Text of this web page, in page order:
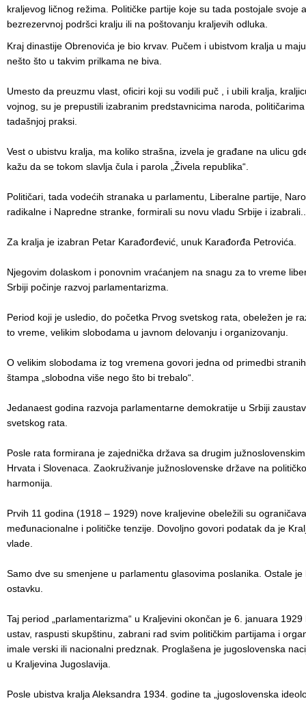
kraljevog ličnog režima. Političke partije koje su tada postojale svoje
bezrezervnoj podršci kralju ili na poštovanju kraljevih odluka.
Kraj dinastije Obrenovića je bio krvav. Pučem i ubistvom kralja u
nešto što u takvim prilkama ne biva.
Umesto da preuzmu vlast, oficiri koji su vodili puč , i ubili kralja,
vojnog, su je prepustili izabranim predstavnicima naroda,
tadašnjoj praksi.
Vest o ubistvu kralja, ma koliko strašna, izvela je građane na ulicu
kažu da se tokom slavlja čula i parola „Živela republika“.
Političari, tada vodećih stranaka u parlamentu, Liberalne partije,
radikalne i Napredne stranke, formirali su novu vladu Srbije i
Za kralja je izabran Petar Karađorđević, unuk Karađorđa Petrovića.
Njegovim dolaskom i ponovnim vraćanjem na snagu za to vreme
Srbiji počinje razvoj parlamentarizma.
Period koji je usledio, do početka Prvog svetskog rata, obeležen je
to vreme, velikim slobodama u javnom delovanju i organizovanju.
O velikim slobodama iz tog vremena govori jedna od primedbi
štampa „slobodna više nego što bi trebalo“.
Jedanaest godina razvoja parlamentarne demokratije u Srbiji
svetskog rata.
Posle rata formirana je zajednička država sa drugim
Hrvata i Slovenaca. Zaokruživanje južnoslovenske države na
harmonija.
Prvih 11 godina (1918 – 1929) nove kraljevine obeležili su
međunacionalne i političke tenzije. Dovoljno govori podatak da je
vlade.
Samo dve su smenjene u parlamentu glasovima poslanika. Ostale
ostavku.
Taj period „parlamentarizma“ u Kraljevini okončan je 6. januara
ustav, raspusti skupštinu, zabrani rad svim političkim partijama i
imale verski ili nacionalni predznak. Proglašena je jugoslovenska
u Kraljevina Jugoslavija.
Posle ubistva kralja Aleksandra 1934. godine ta „jugoslovenska